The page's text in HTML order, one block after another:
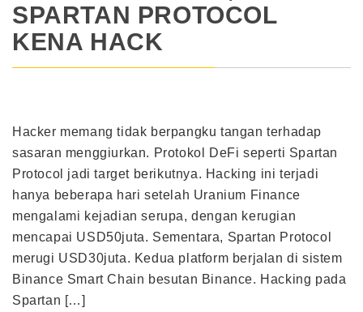
SPARTAN PROTOCOL
KENA HACK
Hacker memang tidak berpangku tangan terhadap
sasaran menggiurkan. Protokol DeFi seperti Spartan
Protocol jadi target berikutnya. Hacking ini terjadi
hanya beberapa hari setelah Uranium Finance
mengalami kejadian serupa, dengan kerugian
mencapai USD50juta. Sementara, Spartan Protocol
merugi USD30juta. Kedua platform berjalan di sistem
Binance Smart Chain besutan Binance. Hacking pada
Spartan […]